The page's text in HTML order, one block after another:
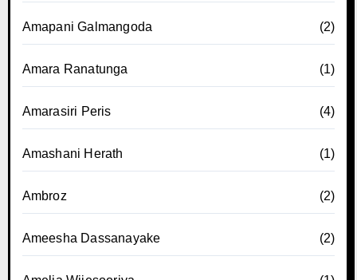
Amapani Galmangoda (2)
Amara Ranatunga (1)
Amarasiri Peris (4)
Amashani Herath (1)
Ambroz (2)
Ameesha Dassanayake (2)